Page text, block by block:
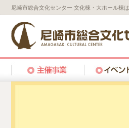
尼崎市総合文化センター 文化棟・大ホール棟